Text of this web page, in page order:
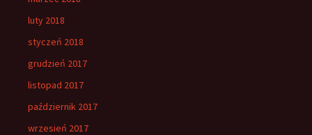
luty 2018
styczeń 2018
grudzień 2017
listopad 2017
październik 2017
wrzesień 2017